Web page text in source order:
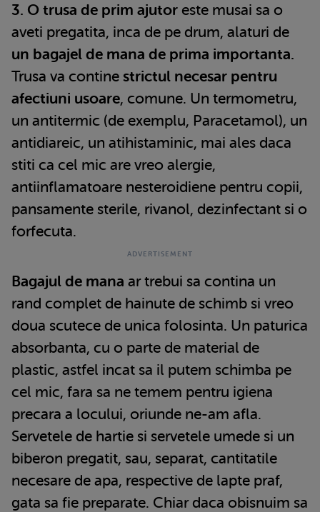
3. O trusa de prim ajutor este musai sa o
aveti pregatita, inca de pe drum, alaturi de
un bagajel de mana de prima importanta.
Trusa va contine strictul necesar pentru
afectiuni usoare, comune. Un termometru,
un antitermic (de exemplu, Paracetamol), un
antidiareic, un atihistaminic, mai ales daca
stiti ca cel mic are vreo alergie,
antiinflamatoare nesteroidiene pentru copii,
pansamente sterile, rivanol, dezinfectant si o
forfecuta.
Bagajul de mana ar trebui sa contina un
rand complet de hainute de schimb si vreo
doua scutece de unica folosinta. Un paturica
absorbanta, cu o parte de material de
plastic, astfel incat sa il putem schimba pe
cel mic, fara sa ne temem pentru igiena
precara a locului, oriunde ne-am afla.
Servetele de hartie si servetele umede si un
biberon pregatit, sau, separat, cantitatile
necesare de apa, respective de lapte praf,
gata sa fie preparate. Chiar daca obisnuim sa